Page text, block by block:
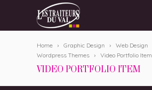
Home Graphic Design
Web Design
Wordpress Themes
Video Portfolio Item
VIDEO PORTFOLIO ITEM